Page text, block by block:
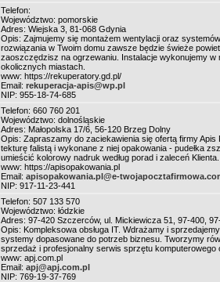
Telefon:
Województwo: pomorskie
Adres: Wiejska 3, 81-068 Gdynia
Opis: Zajmujemy się montażem wentylacji oraz
rozwiązania w Twoim domu zawsze będzie świeże
zaoszczędzisz na ogrzewaniu. Instalacje wykonujemy
okolicznych miastach.
www: https://rekuperatory.gd.pl/
Email: rekuperacja-apis@wp.pl
NIP: 955-18-74-685
Telefon: 660 760 201
Województwo: dolnośląskie
Adres: Małopolska 17/6, 56-120 Brzeg Dolny
Opis: Zapraszamy do zaciekawienia się ofertą firmy
tekturę falistą i wykonane z niej opakowania - pudełka
umieścić kolorowy nadruk według porad i zaleceń Klienta.
www: https://apisopakowania.pl
Email: apisopakowania.pl@e-
NIP: 917-11-23-441
Telefon: 507 133 570
Województwo: łódzkie
Adres: 97-420 Szczerców, ul. Mickiewicza 51, 97-400,
Opis: Kompleksowa obsługa IT. Wdrażamy i
systemy dopasowane do potrzeb biznesu. Tworzymy
sprzedaż i profesjonalny serwis sprzętu komputerowego
www: apj.com.pl
Email: apj@apj.com.pl
NIP: 769-19-37-769